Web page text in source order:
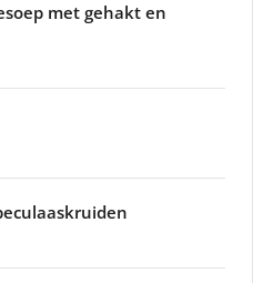
met gehakt en